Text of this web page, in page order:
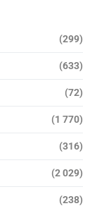
(299)
(633)
(72)
(1 770)
(316)
(2 029)
(238)